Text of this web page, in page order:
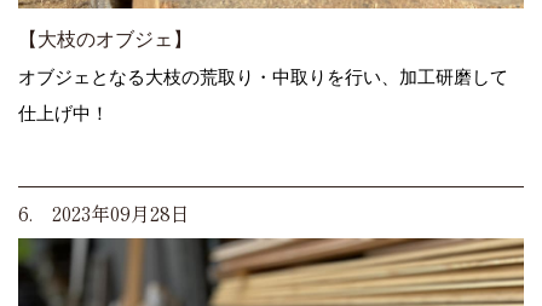
【大枝のオブジェ】
オブジェとなる大枝の荒取り・中取りを行い、加工研磨して
仕上げ中！
6. 2023年09月28日